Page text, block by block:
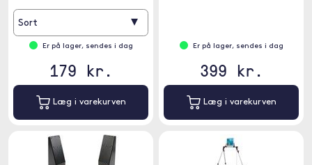
Sort ▾
Er på lager, sendes i dag
179 kr.
Læg i varekurven
Er på lager, sendes i dag
399 kr.
Læg i varekurven